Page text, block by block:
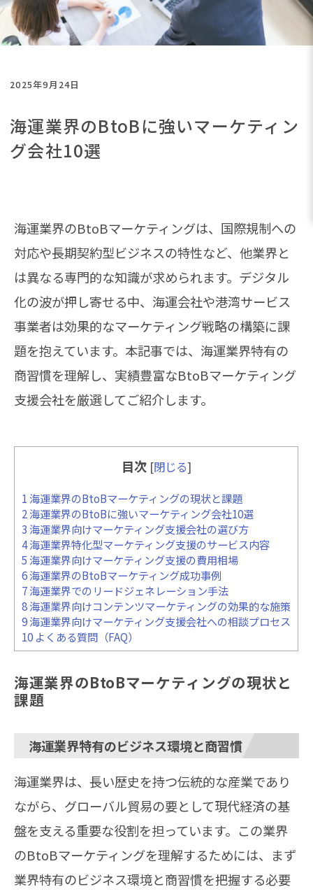
2025年9月24日
海運業界のBtoBに強いマーケティン
グ会社10選
海運業界のBtoBマーケティングは、国際規制への
対応や長期契約型ビジネスの特性など、他業界と
は異なる専門的な知識が求められます。デジタル
化の波が押し寄せる中、海運会社や港湾サービス
事業者は効果的なマーケティング戦略の構築に課
題を抱えています。本記事では、海運業界特有の
商習慣を理解し、実績豊富なBtoBマーケティング
支援会社を厳選してご紹介します。
目次 [閉じる]
1海運業界のBtoBマーケティングの現状と課題
2海運業界のBtoBに強いマーケティング会社10選
3海運業界向けマーケティング支援会社の選び方
4海運業界特化型マーケティング支援のサービス内容
5海運業界向けマーケティング支援の費用相場
6海運業界のBtoBマーケティング成功事例
7海運業界でのリードジェネレーション手法
8海運業界向けコンテンツマーケティングの効果的な施策
9海運業界向けマーケティング支援会社への相談プロセス
10 よくある質問（FAQ）
海運業界のBtoBマーケティングの現状と
課題
海運業界特有のビジネス環境と商習慣
海運業界は、長い歴史を持つ伝統的な産業であり
ながら、グローバル貿易の要として現代経済の基
盤を支える重要な役割を担っています。この業界
のBtoBマーケティングを理解するためには、まず
業界特有のビジネス環境と商習慣を把握する必要